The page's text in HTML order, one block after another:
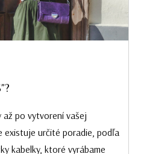
až po vytvorení vašej
existuje určité poradie, podľa
kabelky, ktoré vyrábame